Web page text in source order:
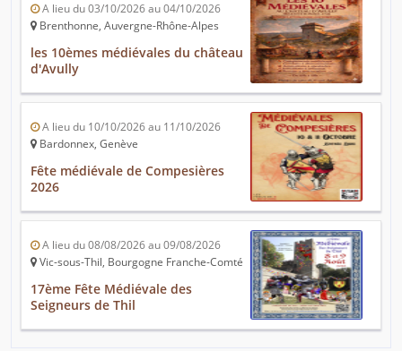
A lieu du 03/10/2026 au 04/10/2026
Brenthonne, Auvergne-Rhône-Alpes
les 10èmes médiévales du château
d'Avully
A lieu du 10/10/2026 au 11/10/2026
Bardonnex, Genève
Fête médiévale de Compesières
2026
A lieu du 08/08/2026 au 09/08/2026
Vic-sous-Thil, Bourgogne Franche-Comté
17ème Fête Médiévale des
Seigneurs de Thil